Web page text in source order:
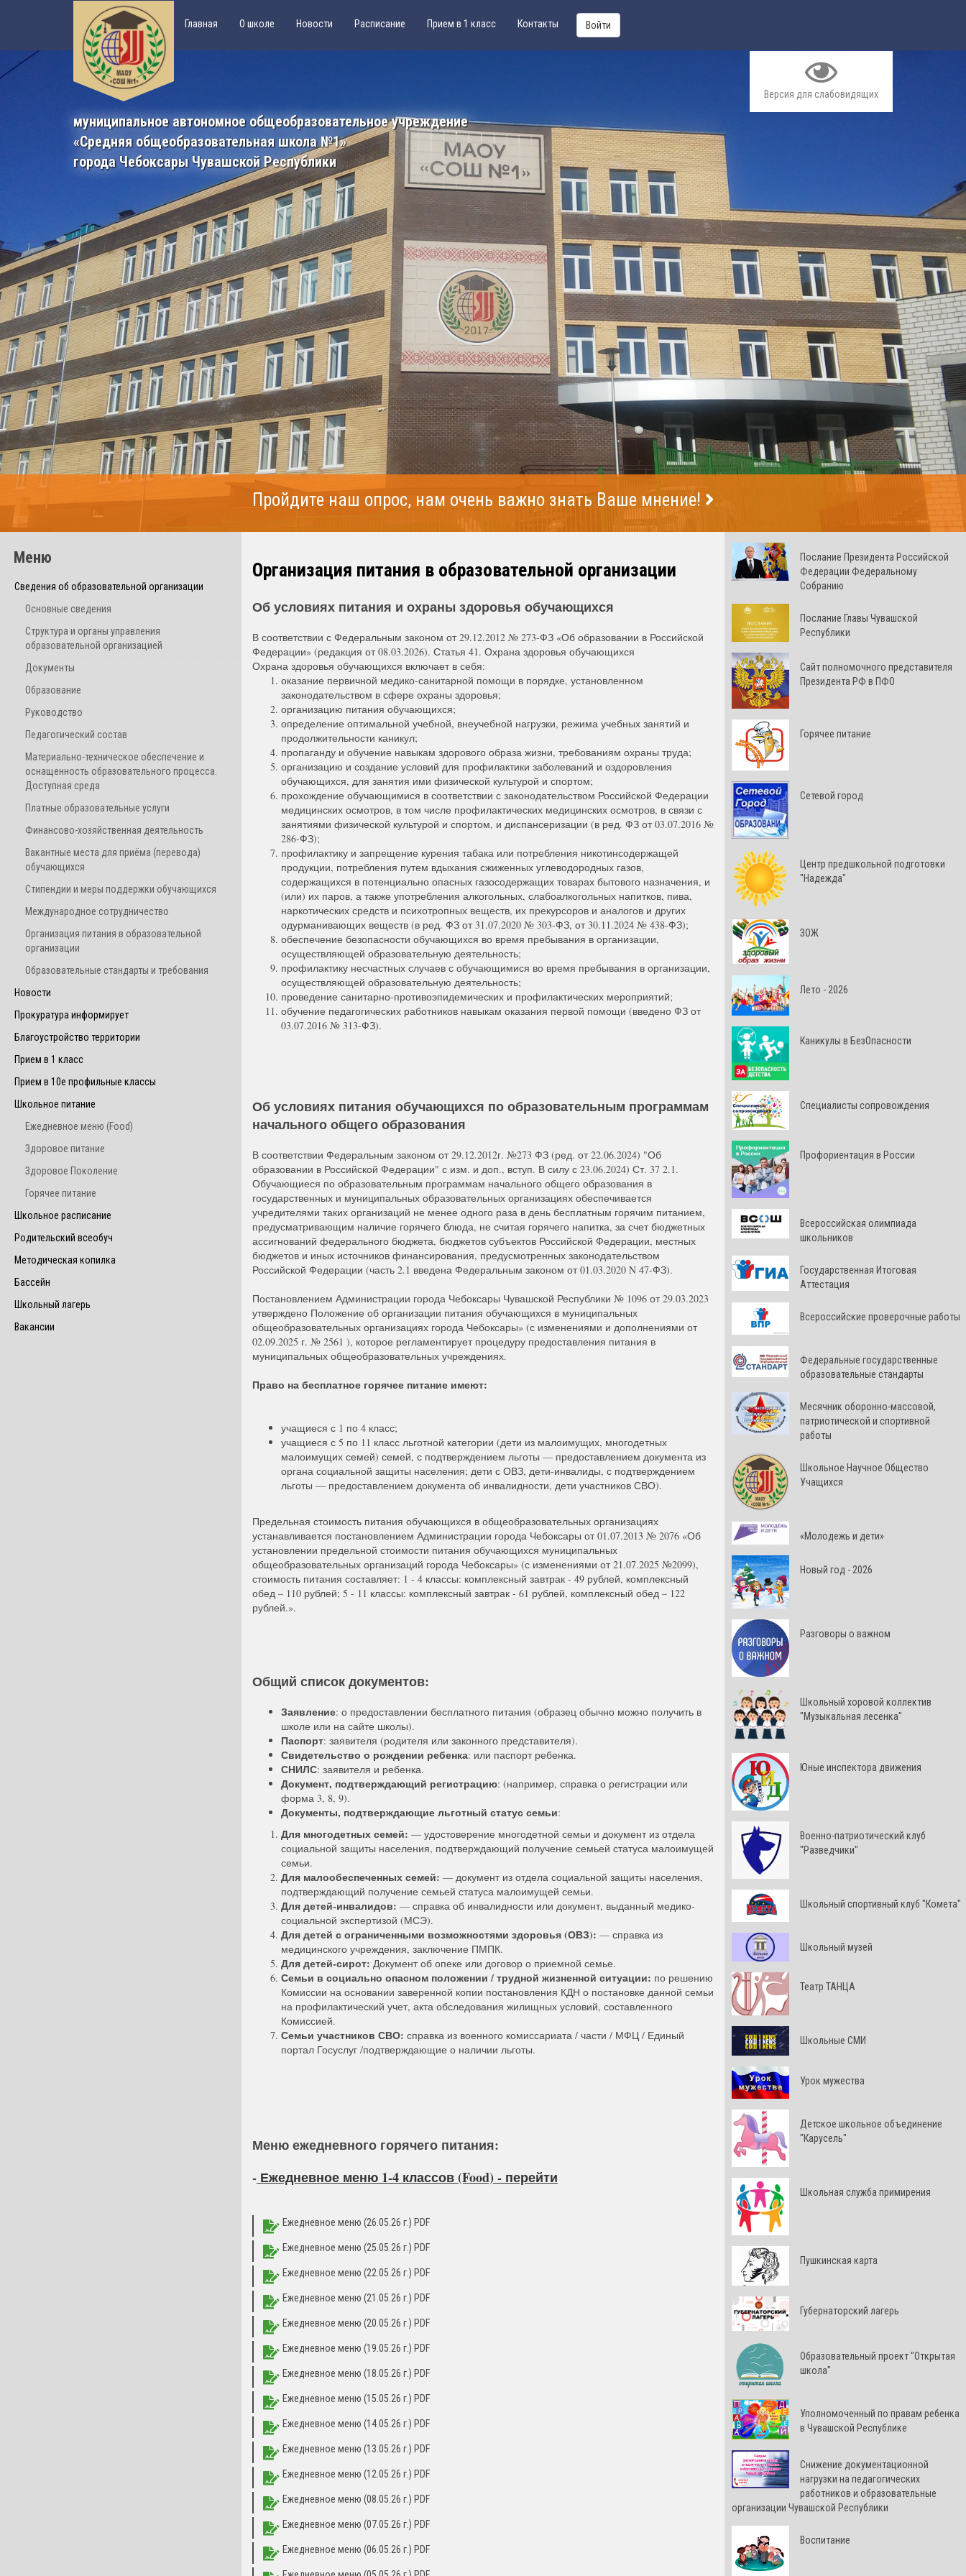
Главная О школе Новости Расписание Прием в 1 класс Контакты Войти
Версия для слабовидящих
муниципальное автономное общеобразовательное учреждение
«Средняя общеобразовательная школа №1»
города Чебоксары Чувашской Республики
Пройдите наш опрос, нам очень важно знать Ваше мнение!
Меню
Сведения об образовательной организации
Основные сведения
Структура и органы управления
образовательной организацией
Документы
Образование
Руководство
Педагогический состав
Материально-техническое обеспечение и
оснащенность образовательного процесса.
Доступная среда
Платные образовательные услуги
Финансово-хозяйственная деятельность
Вакантные места для приёма (перевода)
обучающихся
Стипендии и меры поддержки обучающихся
Международное сотрудничество
Организация питания в образовательной
организации
Образовательные стандарты и требования
Новости
Прокуратура информирует
Благоустройство территории
Прием в 1 класс
Прием в 10е профильные классы
Школьное питание
Ежедневное меню (Food)
Здоровое питание
Здоровое Поколение
Горячее питание
Школьное расписание
Родительский всеобуч
Методическая копилка
Бассейн
Школьный лагерь
Вакансии
Организация питания в образовательной организации
Об условиях питания и охраны здоровья обучающихся
В соответствии с Федеральным законом от 29.12.2012 № 273-ФЗ «Об образовании в Российской
Федерации» (редакция от 08.03.2026). Статья 41. Охрана здоровья обучающихся
Охрана здоровья обучающихся включает в себя:
оказание первичной медико-санитарной помощи в порядке, установленном
законодательством в сфере охраны здоровья;
организацию питания обучающихся;
определение оптимальной учебной, внеучебной нагрузки, режима учебных занятий и
продолжительности каникул;
пропаганду и обучение навыкам здорового образа жизни, требованиям охраны труда;
организацию и создание условий для профилактики заболеваний и оздоровления
обучающихся, для занятия ими физической культурой и спортом;
прохождение обучающимися в соответствии с законодательством Российской Федерации
медицинских осмотров, в том числе профилактических медицинских осмотров, в связи с
занятиями физической культурой и спортом, и диспансеризации (в ред. ФЗ от 03.07.2016 №
286-ФЗ);
профилактику и запрещение курения табака или потребления никотинсодержащей
продукции, потребления путем вдыхания сжиженных углеводородных газов,
содержащихся в потенциально опасных газосодержащих товарах бытового назначения, и
(или) их паров, а также употребления алкогольных, слабоалкогольных напитков, пива,
наркотических средств и психотропных веществ, их прекурсоров и аналогов и других
одурманивающих веществ (в ред. ФЗ от 31.07.2020 № 303-ФЗ, от 30.11.2024 № 438-ФЗ);
обеспечение безопасности обучающихся во время пребывания в организации,
осуществляющей образовательную деятельность;
профилактику несчастных случаев с обучающимися во время пребывания в организации,
осуществляющей образовательную деятельность;
проведение санитарно-противоэпидемических и профилактических мероприятий;
обучение педагогических работников навыкам оказания первой помощи (введено ФЗ от
03.07.2016 № 313-ФЗ).
Об условиях питания обучающихся по образовательным программам
начального общего образования
В соответствии Федеральным законом от 29.12.2012г. №273 ФЗ (ред. от 22.06.2024) "Об
образовании в Российской Федерации" с изм. и доп., вступ. В силу с 23.06.2024) Ст. 37 2.1.
Обучающиеся по образовательным программам начального общего образования в
государственных и муниципальных образовательных организациях обеспечивается
учредителями таких организаций не менее одного раза в день бесплатным горячим питанием,
предусматривающим наличие горячего блюда, не считая горячего напитка, за счет бюджетных
ассигнований федерального бюджета, бюджетов субъектов Российской Федерации, местных
бюджетов и иных источников финансирования, предусмотренных законодательством
Российской Федерации (часть 2.1 введена Федеральным законом от 01.03.2020 N 47-ФЗ).
Постановлением Администрации города Чебоксары Чувашской Республики № 1096 от 29.03.2023
утверждено Положение об организации питания обучающихся в муниципальных
общеобразовательных организациях города Чебоксары» (с изменениями и дополнениями от
02.09.2025 г. № 2561 ), которое регламентирует процедуру предоставления питания в
муниципальных общеобразовательных учреждениях.
Право на бесплатное горячее питание имеют:
учащиеся с 1 по 4 класс;
учащиеся с 5 по 11 класс льготной категории (дети из малоимущих, многодетных
малоимущих семей) семей, с подтверждением льготы — предоставлением документа из
органа социальной защиты населения; дети с ОВЗ, дети-инвалиды, с подтверждением
льготы — предоставлением документа об инвалидности, дети участников СВО).
Предельная стоимость питания обучающихся в общеобразовательных организациях
устанавливается постановлением Администрации города Чебоксары от 01.07.2013 № 2076 «Об
установлении предельной стоимости питания обучающихся муниципальных
общеобразовательных организаций города Чебоксары» (с изменениями от 21.07.2025 №2099),
стоимость питания составляет: 1 - 4 классы: комплексный завтрак - 49 рублей, комплексный
обед – 110 рублей; 5 - 11 классы: комплексный завтрак - 61 рублей, комплексный обед – 122
рублей.».
Общий список документов:
Заявление: о предоставлении бесплатного питания (образец обычно можно получить в
школе или на сайте школы).
Паспорт: заявителя (родителя или законного представителя).
Свидетельство о рождении ребенка: или паспорт ребенка.
СНИЛС: заявителя и ребенка.
Документ, подтверждающий регистрацию: (например, справка о регистрации или
форма 3, 8, 9).
Документы, подтверждающие льготный статус семьи:
Для многодетных семей: — удостоверение многодетной семьи и документ из отдела
социальной защиты населения, подтверждающий получение семьей статуса малоимущей
семьи.
Для малообеспеченных семей: — документ из отдела социальной защиты населения,
подтверждающий получение семьей статуса малоимущей семьи.
Для детей-инвалидов: — справка об инвалидности или документ, выданный медико-
социальной экспертизой (МСЭ).
Для детей с ограниченными возможностями здоровья (ОВЗ): — справка из
медицинского учреждения, заключение ПМПК.
Для детей-сирот: Документ об опеке или договор о приемной семье.
Семьи в социально опасном положении / трудной жизненной ситуации: по решению
Комиссии на основании заверенной копии постановления КДН о постановке данной семьи
на профилактический учет, акта обследования жилищных условий, составленного
Комиссией.
Семьи участников СВО: справка из военного комиссариата / части / МФЦ / Единый
портал Госуслуг /подтверждающие о наличии льготы.
Меню ежедневного горячего питания:
- Ежедневное меню 1-4 классов (Food) - перейти
Ежедневное меню (26.05.26 г.) PDF
Ежедневное меню (25.05.26 г.) PDF
Ежедневное меню (22.05.26 г.) PDF
Ежедневное меню (21.05.26 г.) PDF
Ежедневное меню (20.05.26 г.) PDF
Ежедневное меню (19.05.26 г.) PDF
Ежедневное меню (18.05.26 г.) PDF
Ежедневное меню (15.05.26 г.) PDF
Ежедневное меню (14.05.26 г.) PDF
Ежедневное меню (13.05.26 г.) PDF
Ежедневное меню (12.05.26 г.) PDF
Ежедневное меню (08.05.26 г.) PDF
Ежедневное меню (07.05.26 г.) PDF
Ежедневное меню (06.05.26 г.) PDF
Послание Президента Российской
Федерации Федеральному
Собранию
Послание Главы Чувашской
Республики
Cайт полномочного представителя
Президента РФ в ПФО
Горячее питание
Сетевой город
Центр предшкольной подготовки
"Надежда"
ЗОЖ
Лето - 2026
Каникулы в БезОпасности
Специалисты сопровождения
Профориентация в России
Всероссийская олимпиада
школьников
Государственная Итоговая
Аттестация
Всероссийские проверочные работы
Федеральные государственные
образовательные стандарты
Месячник оборонно-массовой,
патриотической и спортивной
работы
Школьное Научное Общество
Учащихся
«Молодежь и дети»
Новый год - 2026
Разговоры о важном
Школьный хоровой коллектив
"Музыкальная лесенка"
Юные инспектора движения
Военно-патриотический клуб
"Разведчики"
Школьный спортивный клуб "Комета"
Школьный музей
Театр ТАНЦА
Школьные СМИ
Урок мужества
Детское школьное объединение
"Карусель"
Школьная служба примирения
Пушкинская карта
Губернаторский лагерь
Образовательный проект "Открытая
школа"
Уполномоченный по правам ребенка
в Чувашской Республике
Снижение документационной
нагрузки на педагогических
работников и образовательные
организации Чувашской Республики
Воспитание